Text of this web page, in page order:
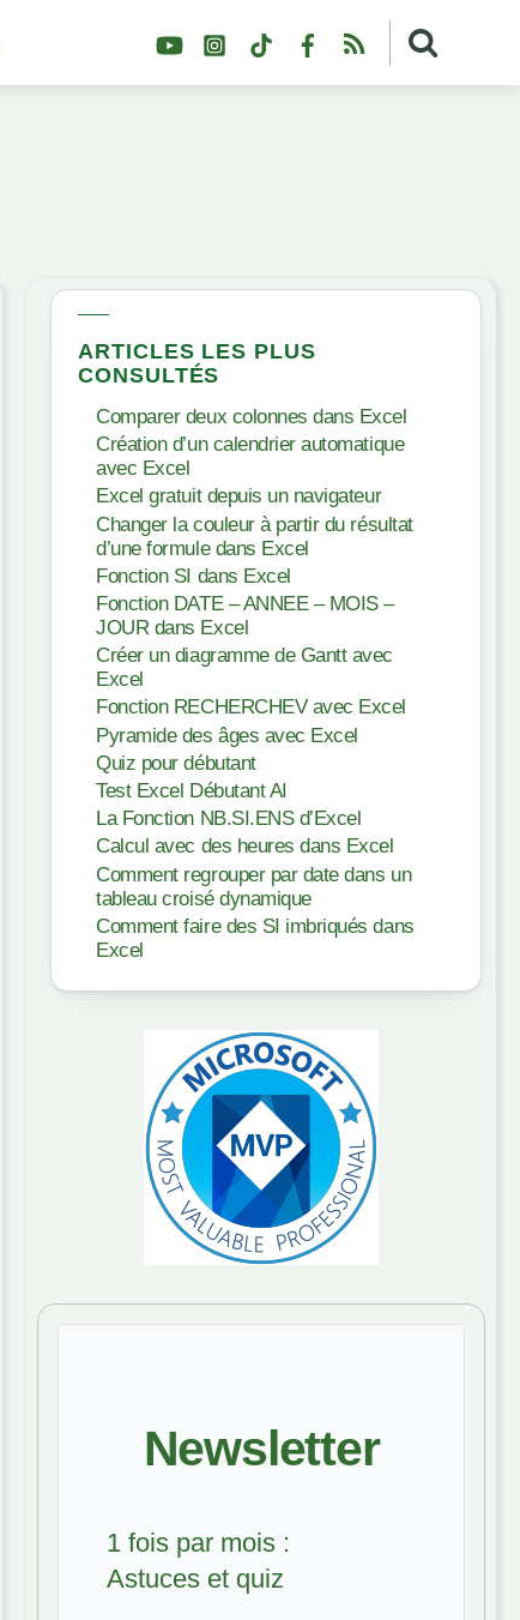
YouTubeInstagramTikTokFacebook
RSS
ARTICLES LES PLUS
CONSULTÉS
Comparer deux colonnes dans Excel
Création d’un calendrier automatique
avec Excel
Excel gratuit depuis un navigateur
Changer la couleur à partir du résultat
d’une formule dans Excel
Fonction SI dans Excel
Fonction DATE – ANNEE – MOIS –
JOUR dans Excel
Créer un diagramme de Gantt avec
Excel
Fonction RECHERCHEV avec Excel
Pyramide des âges avec Excel
Quiz pour débutant
Test Excel Débutant AI
La Fonction NB.SI.ENS d’Excel
Calcul avec des heures dans Excel
Comment regrouper par date dans un
tableau croisé dynamique
Comment faire des SI imbriqués dans
Excel
Newsletter
1 fois par mois :
Astuces et quiz